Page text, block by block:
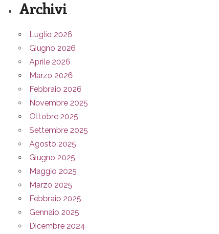
Archivi
Luglio 2026
Giugno 2026
Aprile 2026
Marzo 2026
Febbraio 2026
Novembre 2025
Ottobre 2025
Settembre 2025
Agosto 2025
Giugno 2025
Maggio 2025
Marzo 2025
Febbraio 2025
Gennaio 2025
Dicembre 2024